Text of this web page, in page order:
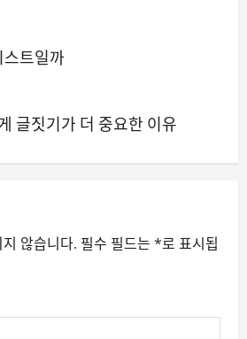
트일까
글짓기가 더 중요한 이유
않습니다. 필수 필드는 *로 표시됩